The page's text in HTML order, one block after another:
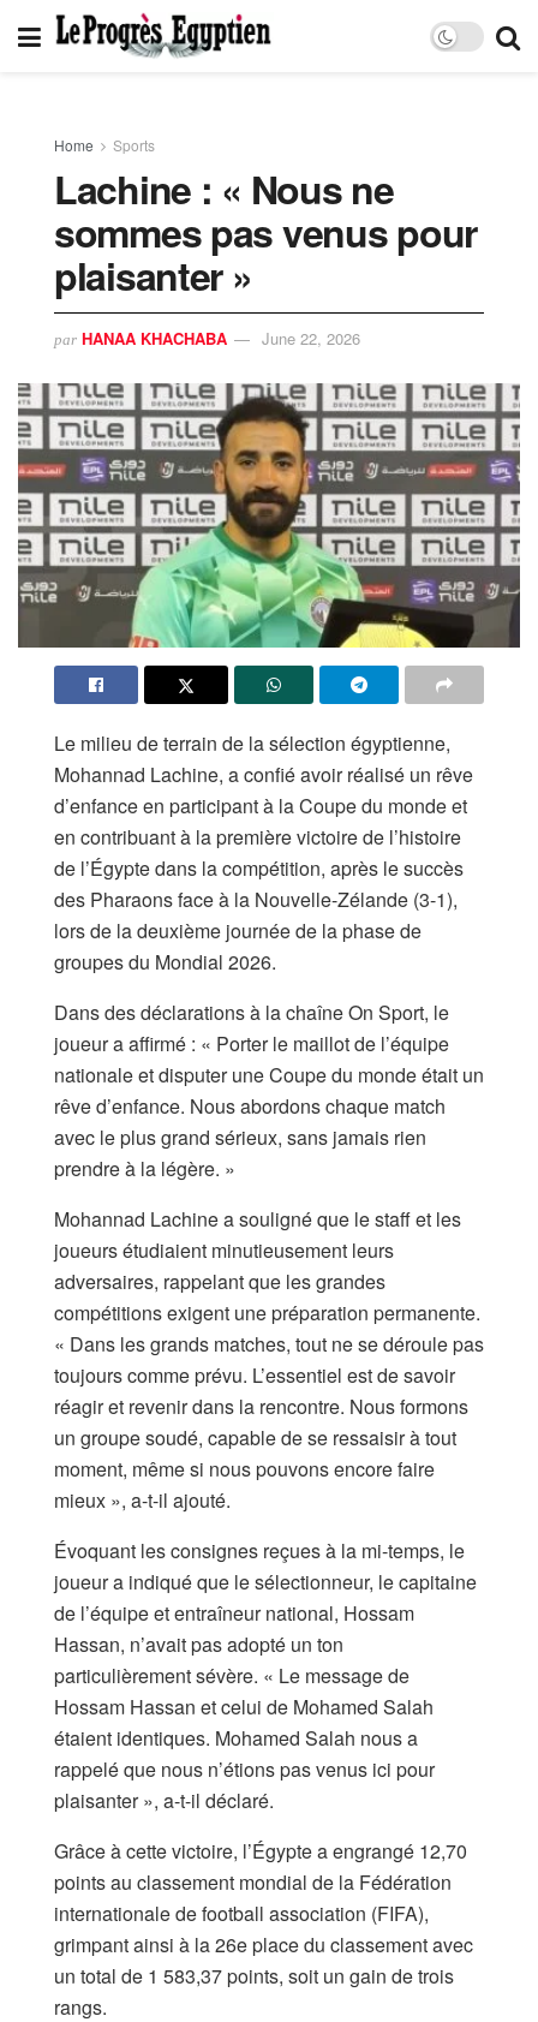
Home Sports
Lachine : « Nous ne
sommes pas venus pour
plaisanter »
par HANAA KHACHABA June 22, 2026
Le milieu de terrain de la sélection égyptienne,
Mohannad Lachine, a confié avoir réalisé un rêve
d’enfance en participant à la Coupe du monde et
en contribuant à la première victoire de l’histoire
de l’Égypte dans la compétition, après le succès
des Pharaons face à la Nouvelle-Zélande (3-1),
lors de la deuxième journée de la phase de
groupes du Mondial 2026.
Dans des déclarations à la chaîne On Sport, le
joueur a affirmé : « Porter le maillot de l’équipe
nationale et disputer une Coupe du monde était un
rêve d’enfance. Nous abordons chaque match
avec le plus grand sérieux, sans jamais rien
prendre à la légère. »
Mohannad Lachine a souligné que le staff et les
joueurs étudiaient minutieusement leurs
adversaires, rappelant que les grandes
compétitions exigent une préparation permanente.
« Dans les grands matches, tout ne se déroule pas
toujours comme prévu. L’essentiel est de savoir
réagir et revenir dans la rencontre. Nous formons
un groupe soudé, capable de se ressaisir à tout
moment, même si nous pouvons encore faire
mieux », a-t-il ajouté.
Évoquant les consignes reçues à la mi-temps, le
joueur a indiqué que le sélectionneur, le capitaine
de l’équipe et entraîneur national, Hossam
Hassan, n’avait pas adopté un ton
particulièrement sévère. « Le message de
Hossam Hassan et celui de Mohamed Salah
étaient identiques. Mohamed Salah nous a
rappelé que nous n’étions pas venus ici pour
plaisanter », a-t-il déclaré.
Grâce à cette victoire, l’Égypte a engrangé 12,70
points au classement mondial de la Fédération
internationale de football association (FIFA),
grimpant ainsi à la 26e place du classement avec
un total de 1 583,37 points, soit un gain de trois
rangs.